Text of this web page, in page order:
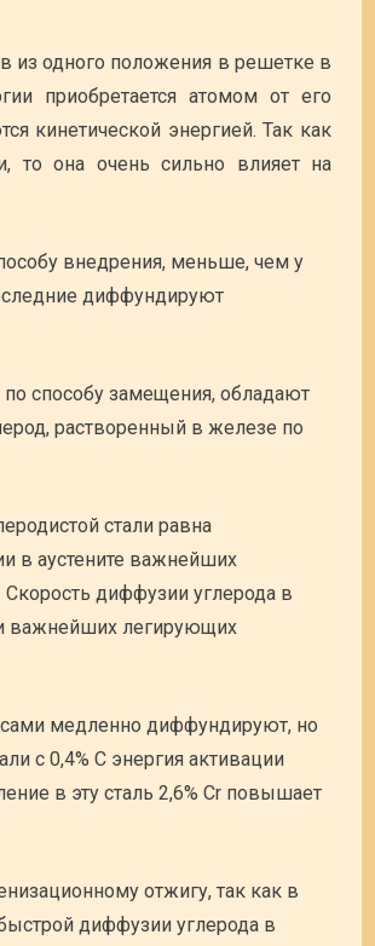
из одного положения в решетке в
приобретается атомом от его
кинетической энергией. Так как
то она очень сильно влияет на
внедрения, меньше, чем у
диффундируют
способу замещения, обладают
растворенный в железе по
стали равна
в аустените важнейших
диффузии углерода в
важнейших легирующих
медленно диффундируют, но
с 0,4% С энергия активации
в эту сталь 2,6% Cr повышает
отжигу, так как в
диффузии углерода в